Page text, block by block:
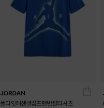
JORDAN
플라잇에센셜점프맨반팔티셔츠